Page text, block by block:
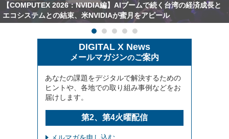
【COMPUTEX 2026：NVIDIA編】AIブームで続く台湾の経済成長と
エコシステムとの結束、米NVIDIAが蜜月をアピール
DIGITAL X News
メールマガジンのご案内
あなたの課題をデジタルで解決するための
ヒントや、各地での取り組み事例などをお
届けします。
第2、第4火曜配信